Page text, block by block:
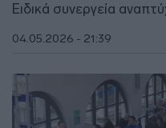
Ειδικά συνεργεία
04.05.2026 - 21:39